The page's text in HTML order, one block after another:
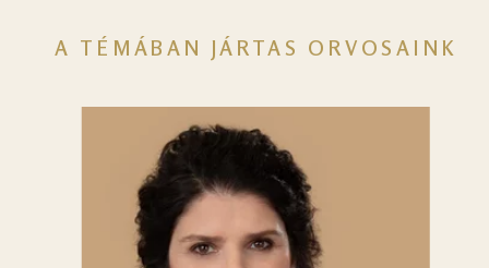
A TÉMÁBAN JÁRTAS ORVOSAINK